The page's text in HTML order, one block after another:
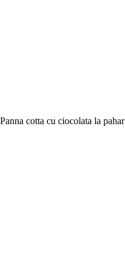
Panna cotta cu ciocolata la pahar